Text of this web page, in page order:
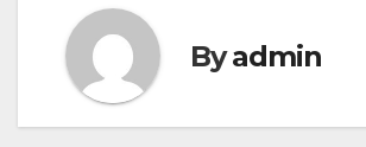
Byadmin